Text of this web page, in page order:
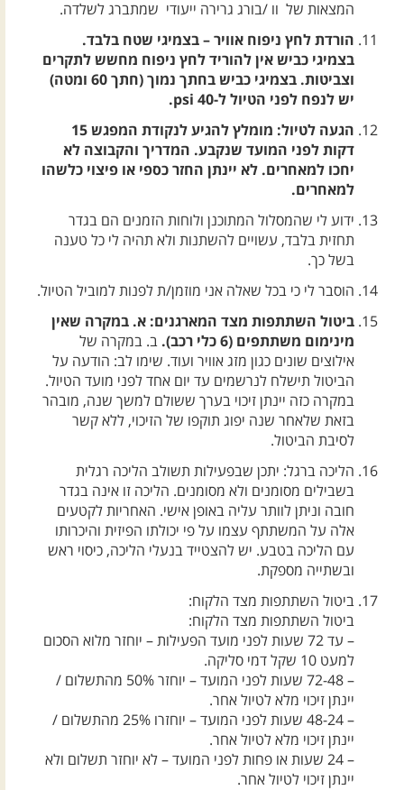
המצאות של וו /בורג גרירה ייעודי שמתברג לשלדה.
הורדת לחץ ניפוח אוויר – בצמיגי שטח בלבד.
בצמיגי כביש אין להוריד לחץ ניפוח מחשש לתקרים
וצביטות. בצמיגי כביש בחתך נמוך (חתך 60 ומטה)
יש לנפח לפני הטיול ל-40 psi.
הגעה לטיול: מומלץ להגיע לנקודת המפגש 15
דקות לפני המועד שנקבע. המדריך והקבוצה לא
יחכו למאחרים. לא יינתן החזר כספי או פיצוי כלשהו
למאחרים.
ידוע לי שהמסלול המתוכנן ולוחות הזמנים הם בגדר
תחזית בלבד, עשויים להשתנות ולא תהיה לי כל טענה
בשל כך.
הוסבר לי כי בכל שאלה אני מוזמן/ת לפנות למוביל הטיול.
ביטול השתתפות מצד המארגנים: א. במקרה שאין
מינימום משתתפים (6 כלי רכב).
ב. במקרה של
אילוצים שונים כגון מזג אוויר ועוד. שימו לב: הודעה על
הביטול תישלח לנרשמים עד יום אחד לפני מועד הטיול.
במקרה כזה יינתן זיכוי בערך ששולם למשך שנה, מובהר
בזאת שלאחר שנה יפוג תוקפו של הזיכוי, ללא קשר
לסיבת הביטול.
הליכה ברגל: יתכן שבפעילות תשולב הליכה רגלית
בשבילים מסומנים ולא מסומנים. הליכה זו אינה בגדר
חובה וניתן לוותר עליה באופן אישי. האחריות לקטעים
אלה על המשתתף עצמו על פי יכולתו הפיזית והיכרותו
עם הליכה בטבע. יש להצטייד בנעלי הליכה, כיסוי ראש
ובשתייה מספקת.
ביטול השתתפות מצד הלקוח:
ביטול השתתפות מצד הלקוח:
– עד 72 שעות לפני מועד הפעילות – יוחזר מלוא הסכום
למעט 10 שקל דמי סליקה.
– 72-48 שעות לפני המועד – יוחזר 50% מהתשלום /
יינתן זיכוי מלא לטיול אחר.
– 48-24 שעות לפני המועד – יוחזרו 25% מהתשלום /
יינתן זיכוי מלא לטיול אחר.
– 24 שעות או פחות לפני המועד – לא יוחזר תשלום ולא
יינתן זיכוי לטיול אחר.